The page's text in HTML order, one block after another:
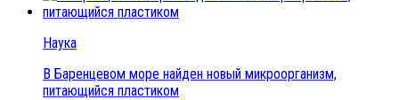
Наука
В Баренцевом море найден новый микроорганизм,
питающийся пластиком